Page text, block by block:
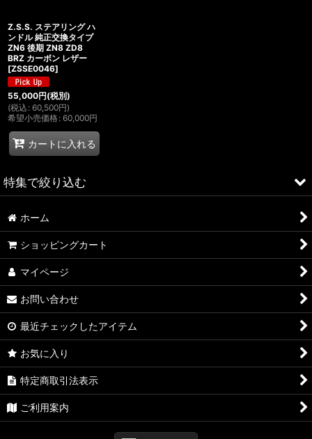
Z.S.S. ステアリング ハ
ンドル 純正交換タイプ
ZN6 後期 ZN8 ZD8
BRZ カーボン レザー
[ZSSE0046]
55,000円(税別)
(税込 : 60,500円)
希望小売価格 : 60,000円
カートに入れる
特集で絞り込む
ALFA ROMEO > 156
ALFA ROMEO > 147
ALFA ROMEO > 159
A4
A4 WAGON
ホーム
ショッピングカート
マイページ
お問い合わせ
最近チェックしたアイテム
お気に入り
特定商取引法表示
ご利用案内